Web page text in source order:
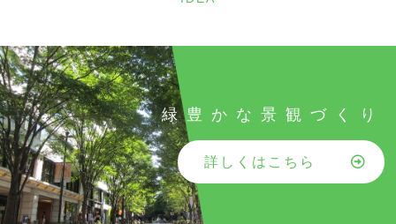
緑豊かな景観づくり
詳しくはこちら